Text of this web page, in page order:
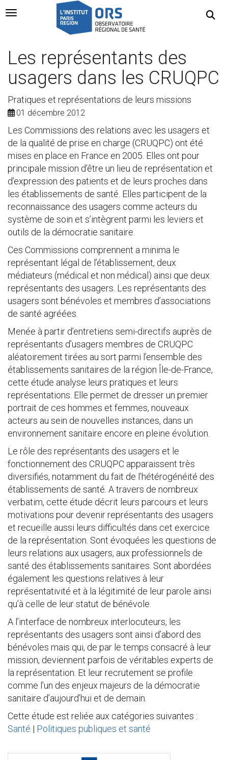
Navigation Toggle
Les représentants des
usagers dans les CRUQPC
Pratiques et représentations de leurs missions
01 décembre 2012
Les Commissions des relations avec les usagers et
de la qualité de prise en charge (CRUQPC) ont été
mises en place en France en 2005. Elles ont pour
principale mission d’être un lieu de représentation et
d’expression des patients et de leurs proches dans
les établissements de santé. Elles participent de la
reconnaissance des usagers comme acteurs du
système de soin et s’intègrent parmi les leviers et
outils de la démocratie sanitaire.
Ces Commissions comprennent a minima le
représentant légal de l’établissement, deux
médiateurs (médical et non médical) ainsi que deux
représentants des usagers. Les représentants des
usagers sont bénévoles et membres d’associations
de santé agréées.
Menée à partir d’entretiens semi-directifs auprès de
représentants d’usagers membres de CRUQPC
aléatoirement tirées au sort parmi l’ensemble des
établissements sanitaires de la région Île-de-France,
cette étude analyse leurs pratiques et leurs
représentations. Elle permet de dresser un premier
portrait de ces hommes et femmes, nouveaux
acteurs au sein de nouvelles instances, dans un
environnement sanitaire encore en pleine évolution.
Le rôle des représentants des usagers et le
fonctionnement des CRUQPC apparaissent très
diversifiés, notamment du fait de l’hétérogénéité des
établissements de santé. A travers de nombreux
verbatim, cette étude décrit leurs parcours et leurs
motivations pour devenir représentants des usagers
et recueille aussi leurs difficultés dans cet exercice
de la représentation. Sont évoquées les questions de
leurs relations aux usagers, aux professionnels de
santé des établissements sanitaires. Sont abordées
également les questions relatives à leur
représentativité et à la légitimité de leur parole ainsi
qu’à celle de leur statut de bénévole.
A l’interface de nombreux interlocuteurs, les
représentants des usagers sont ainsi d’abord des
bénévoles mais qui, de par le temps consacré à leur
mission, deviennent parfois de véritables experts de
la représentation. Et leur recrutement se profile
comme l’un des enjeux majeurs de la démocratie
sanitaire d’aujourd’hui et de demain.
Cette étude est reliée aux catégories suivantes :
Santé | Politiques publiques et santé